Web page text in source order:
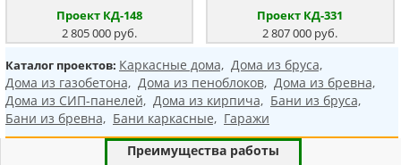
Проект КД-148
2 805 000 руб.
Проект КД-331
2 807 000 руб.
Каталог проектов: Каркасные дома, Дома из бруса,
Дома из газобетона, Дома из пеноблоков, Дома из бревна,
Дома из СИП-панелей, Дома из кирпича, Бани из бруса,
Бани из бревна, Бани каркасные, Гаражи
Преимущества работы